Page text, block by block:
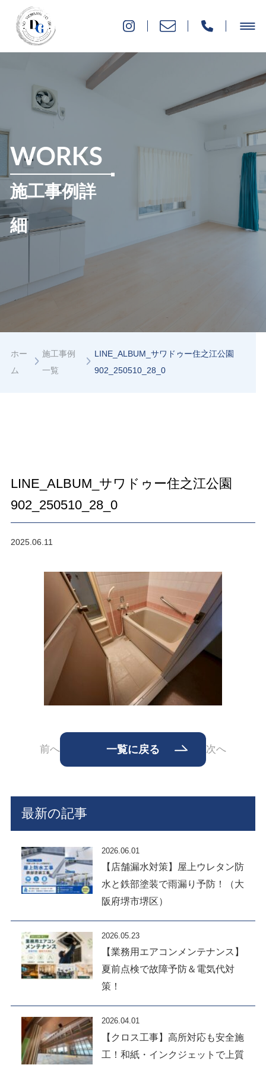
WORKS
施工事例詳
細
ホー
ム
施工事例
一覧
LINE_ALBUM_サワドゥー住之江公園
902_250510_28_0
LINE_ALBUM_サワドゥー住之江公園
902_250510_28_0
2025.06.11
前へ 一覧に戻る 次へ
最新の記事
2026.06.01
【店舗漏水対策】屋上ウレタン防
水と鉄部塗装で雨漏り予防！（大
阪府堺市堺区）
2026.05.23
【業務用エアコンメンテナンス】
夏前点検で故障予防＆電気代対
策！
2026.04.01
【クロス工事】高所対応も安全施
工！和紙・インクジェットで上質